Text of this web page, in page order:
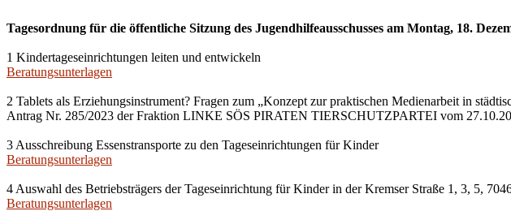
Tagesordnung für die öffentliche Sitzung des Jugendhilfeausschusses am Montag, 18.
1 Kindertageseinrichtungen leiten und entwickeln
Beratungsunterlagen
2 Tablets als Erziehungsinstrument? Fragen zum „Konzept zur praktischen Medienarbeit in
Antrag Nr. 285/2023 der Fraktion LINKE SÖS PIRATEN TIERSCHUTZPARTEI vom
3 Ausschreibung Essenstransporte zu den Tageseinrichtungen für Kinder
Beratungsunterlagen
4 Auswahl des Betriebsträgers der Tageseinrichtung für Kinder in der Kremser Straße 1, 3, 5,
Beratungsunterlagen